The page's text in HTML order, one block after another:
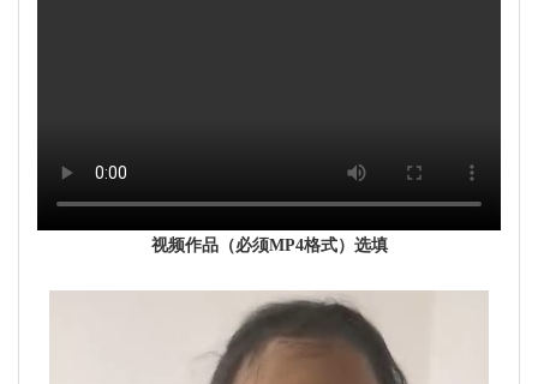
视频作品（必须MP4格式）选填